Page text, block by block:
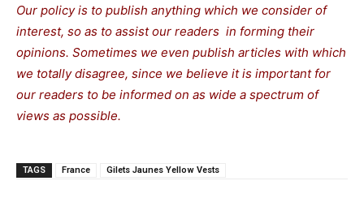
Our policy is to publish anything which we consider of
interest, so as to assist our readers in forming their
opinions. Sometimes we even publish articles with which
we totally disagree, since we believe it is important for
our readers to be informed on as wide a spectrum of
views as possible.
TAGS France Gilets Jaunes Yellow Vests